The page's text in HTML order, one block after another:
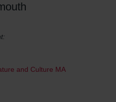
and Culture MA